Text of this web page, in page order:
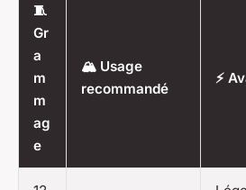
🧵
Gr
a
m
m
ag
e
🏔️ Usage
recommandé
⚡